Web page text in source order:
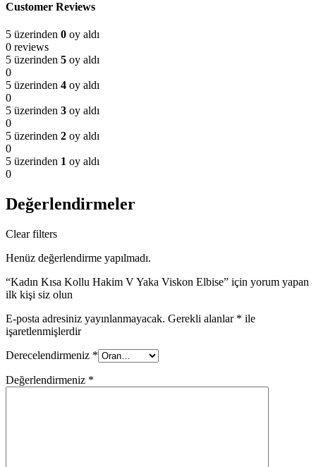
Customer Reviews
5 üzerinden 0 oy aldı
0 reviews
5 üzerinden 5 oy aldı
0
5 üzerinden 4 oy aldı
0
5 üzerinden 3 oy aldı
0
5 üzerinden 2 oy aldı
0
5 üzerinden 1 oy aldı
0
Değerlendirmeler
Clear filters
Henüz değerlendirme yapılmadı.
“Kadın Kısa Kollu Hakim V Yaka Viskon Elbise” için yorum yapan
ilk kişi siz olun
E-posta adresiniz yayınlanmayacak. Gerekli alanlar * ile
işaretlenmişlerdir
Derecelendirmeniz *
Değerlendirmeniz *